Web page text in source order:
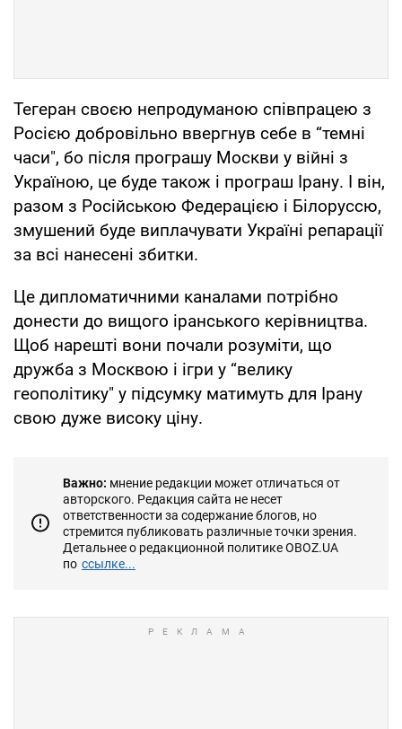
Тегеран своєю непродуманою співпрацею з
Росією добровільно ввергнув себе в “темні
часи", бо після програшу Москви у війні з
Україною, це буде також і програш Ірану. І він,
разом з Російською Федерацією і Білоруссю,
змушений буде виплачувати Україні репарації
за всі нанесені збитки.
Це дипломатичними каналами потрібно
донести до вищого іранського керівництва.
Щоб нарешті вони почали розуміти, що
дружба з Москвою і ігри у “велику
геополітику" у підсумку матимуть для Ірану
свою дуже високу ціну.
Важно: мнение редакции может отличаться от
авторского. Редакция сайта не несет
ответственности за содержание блогов, но
стремится публиковать различные точки зрения.
Детальнее о редакционной политике OBOZ.UA
по ссылке...